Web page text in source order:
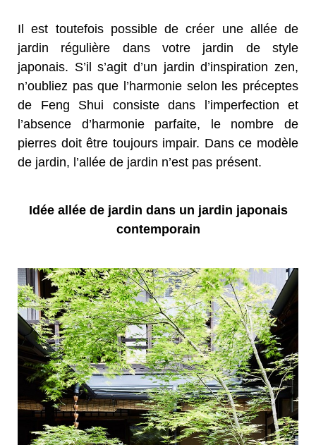
Il est toutefois possible de créer une allée de
jardin régulière dans votre jardin de style
japonais. S’il s’agit d’un jardin d’inspiration zen,
n’oubliez pas que l’harmonie selon les préceptes
de Feng Shui consiste dans l’imperfection et
l’absence d’harmonie parfaite, le nombre de
pierres doit être toujours impair. Dans ce modèle
de jardin, l’allée de jardin n’est pas présent.
Idée allée de jardin dans un jardin japonais
contemporain